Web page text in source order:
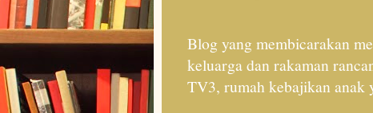
Blog yang membicarakan
keluarga dan rakaman
TV3, rumah kebajikan anak